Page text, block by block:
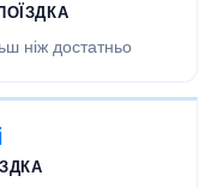
ніж достатньо